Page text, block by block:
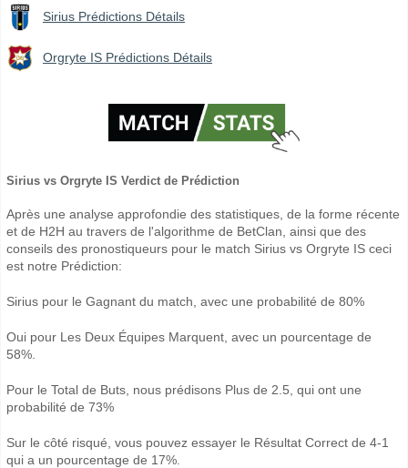
Sirius Prédictions Détails
Orgryte IS Prédictions Détails
Sirius vs Orgryte IS Verdict de Prédiction
Après une analyse approfondie des statistiques, de la forme récente
et de H2H au travers de l'algorithme de BetClan, ainsi que des
conseils des pronostiqueurs pour le match Sirius vs Orgryte IS ceci
est notre Prédiction:
Sirius pour le Gagnant du match, avec une probabilité de 80%
Oui pour Les Deux Équipes Marquent, avec un pourcentage de
58%.
Pour le Total de Buts, nous prédisons Plus de 2.5, qui ont une
probabilité de 73%
Sur le côté risqué, vous pouvez essayer le Résultat Correct de 4-1
qui a un pourcentage de 17%.